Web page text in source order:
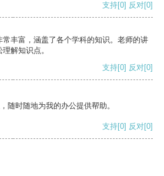
支持[0] 反对[0]
丰富，涵盖了各个学科的知识。老师的讲
解知识点。
支持[0] 反对[0]
随时随地为我的办公提供帮助。
支持[0] 反对[0]